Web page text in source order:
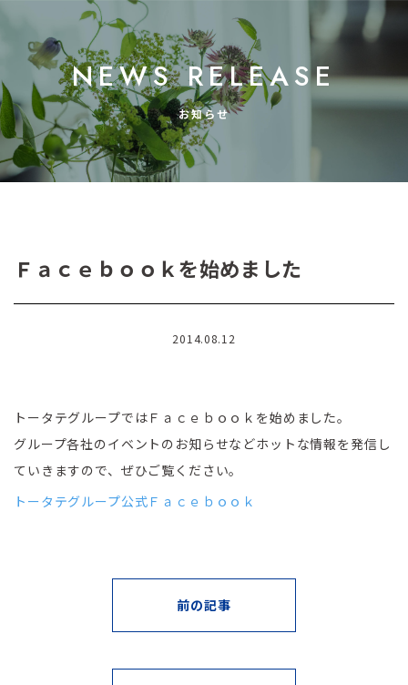
NEWS RELEASE
お知らせ
Ｆａｃｅｂｏｏｋを始めました
2014.08.12
トータテグループではＦａｃｅｂｏｏｋを始めました。
グループ各社のイベントのお知らせなどホットな情報を発信し
ていきますので、ぜひご覧ください。
トータテグループ公式Ｆａｃｅｂｏｏｋ
前の記事